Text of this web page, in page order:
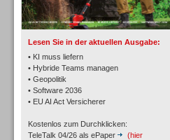
Lesen Sie in der aktuellen Ausgabe:
• KI muss liefern
• Hybride Teams managen
• Geopolitik
• Software 2036
• EU AI Act Versicherer
Kostenlos zum Durchklicken:
TeleTalk 04/26 als ePaper
(hier
TK- und ACD-Systeme
Workforce-Management